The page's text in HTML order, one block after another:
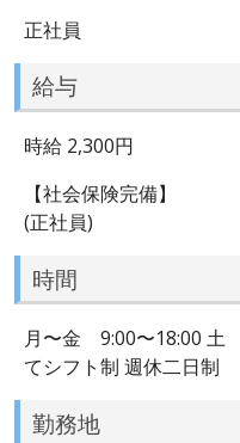
正社員
給与
時給 2,300円
【社会保険完備】
(正社員)
時間
月〜金 9:00〜18:00
てシフト制 週休二日制
勤務地